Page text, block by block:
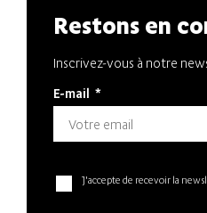
Restons en
Inscrivez-vous à notre
E-mail *
J'accepte de recevoir la